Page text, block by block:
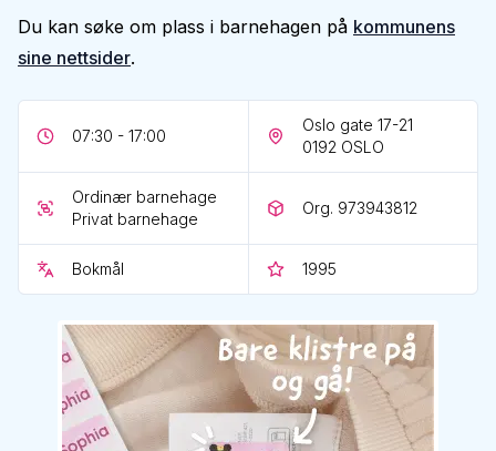
Du kan søke om plass i barnehagen på kommunens
sine nettsider.
07:30 - 17:00
Oslo gate 17-21
0192 OSLO
Ordinær barnehage
Privat barnehage
Org. 973943812
Bokmål 1995